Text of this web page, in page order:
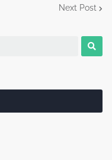
Next Post